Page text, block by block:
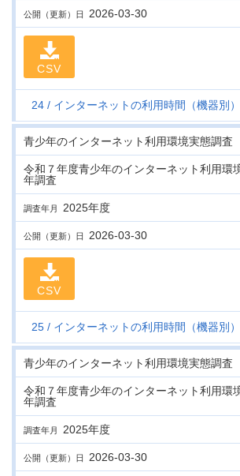
公開（更新）日 2026-03-30
CSV
24 インターネットの利用時間（機器別）
青少年のインターネット利用環境実態調査
令和７年度青少年のインターネット利用環
年調査
調査年月 2025年度
公開（更新）日 2026-03-30
CSV
25 インターネットの利用時間（機器別）
青少年のインターネット利用環境実態調査
令和７年度青少年のインターネット利用環
年調査
調査年月 2025年度
公開（更新）日 2026-03-30